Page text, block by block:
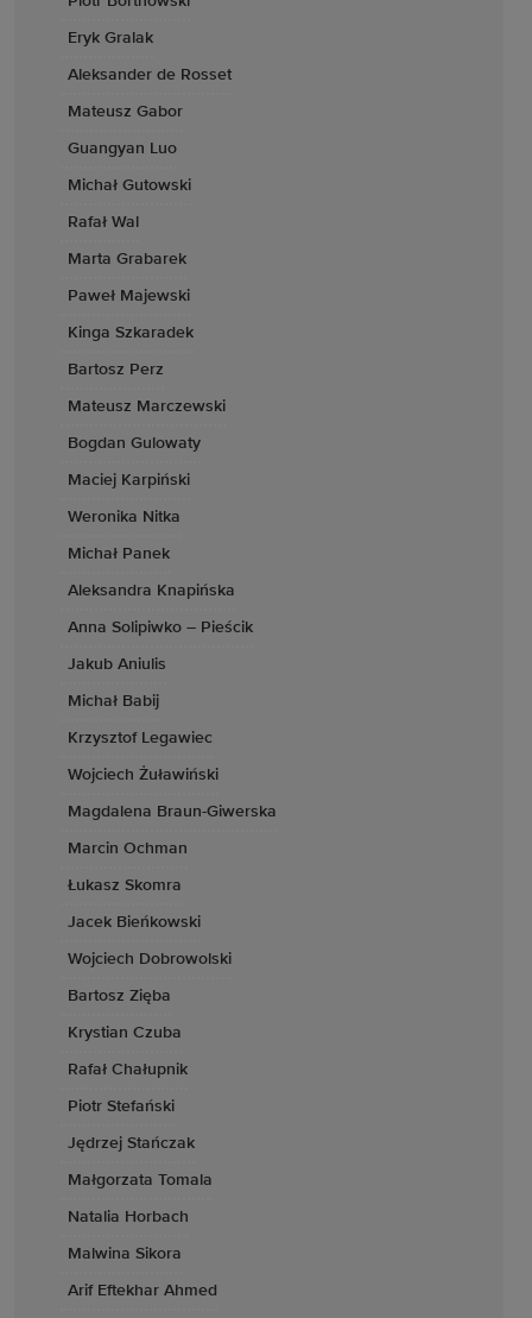
Eryk Gralak
Aleksander de Rosset
Mateusz Gabor
Guangyan Luo
Michał Gutowski
Rafał Wal
Marta Grabarek
Paweł Majewski
Kinga Szkaradek
Bartosz Perz
Mateusz Marczewski
Bogdan Gulowaty
Maciej Karpiński
Weronika Nitka
Michał Panek
Aleksandra Knapińska
Anna Solipiwko – Pieścik
Jakub Aniulis
Michał Babij
Krzysztof Legawiec
Wojciech Żuławiński
Magdalena Braun-Giwerska
Marcin Ochman
Łukasz Skomra
Jacek Bieńkowski
Wojciech Dobrowolski
Bartosz Zięba
Krystian Czuba
Rafał Chałupnik
Piotr Stefański
Jędrzej Stańczak
Małgorzata Tomala
Natalia Horbach
Malwina Sikora
Arif Eftekhar Ahmed